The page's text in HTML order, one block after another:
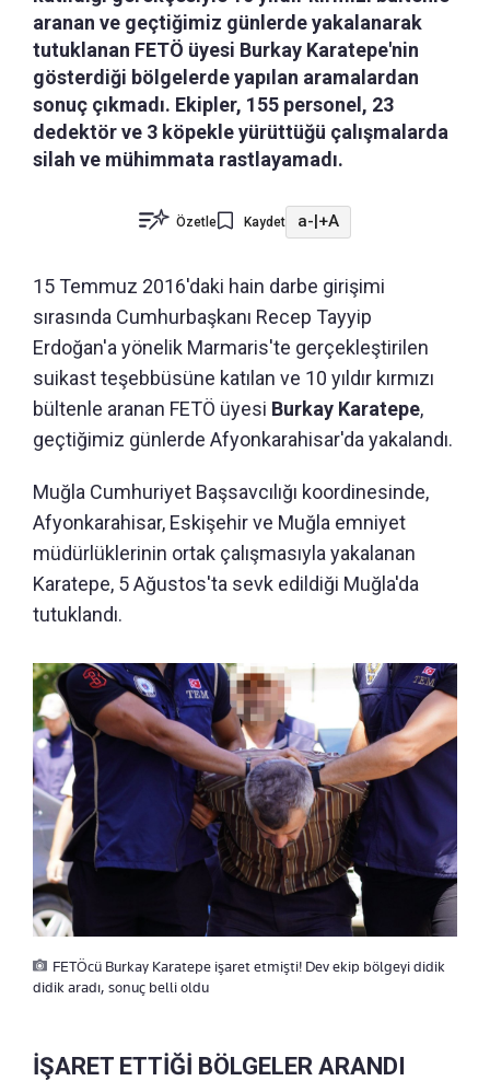
aranan ve geçtiğimiz günlerde yakalanarak
tutuklanan FETÖ üyesi Burkay Karatepe'nin
gösterdiği bölgelerde yapılan aramalardan
sonuç çıkmadı. Ekipler, 155 personel, 23
dedektör ve 3 köpekle yürüttüğü çalışmalarda
silah ve mühimmata rastlayamadı.
Özetle Kaydet a-|+A
15 Temmuz 2016'daki hain darbe girişimi
sırasında Cumhurbaşkanı Recep Tayyip
Erdoğan'a yönelik Marmaris'te gerçekleştirilen
suikast teşebbüsüne katılan ve 10 yıldır kırmızı
bültenle aranan FETÖ üyesi Burkay Karatepe,
geçtiğimiz günlerde Afyonkarahisar'da yakalandı.
Muğla Cumhuriyet Başsavcılığı koordinesinde,
Afyonkarahisar, Eskişehir ve Muğla emniyet
müdürlüklerinin ortak çalışmasıyla yakalanan
Karatepe, 5 Ağustos'ta sevk edildiği Muğla'da
tutuklandı.
FETÖcü Burkay Karatepe işaret etmişti! Dev ekip bölgeyi didik
didik aradı, sonuç belli oldu
İŞARET ETTİĞİ BÖLGELER ARANDI